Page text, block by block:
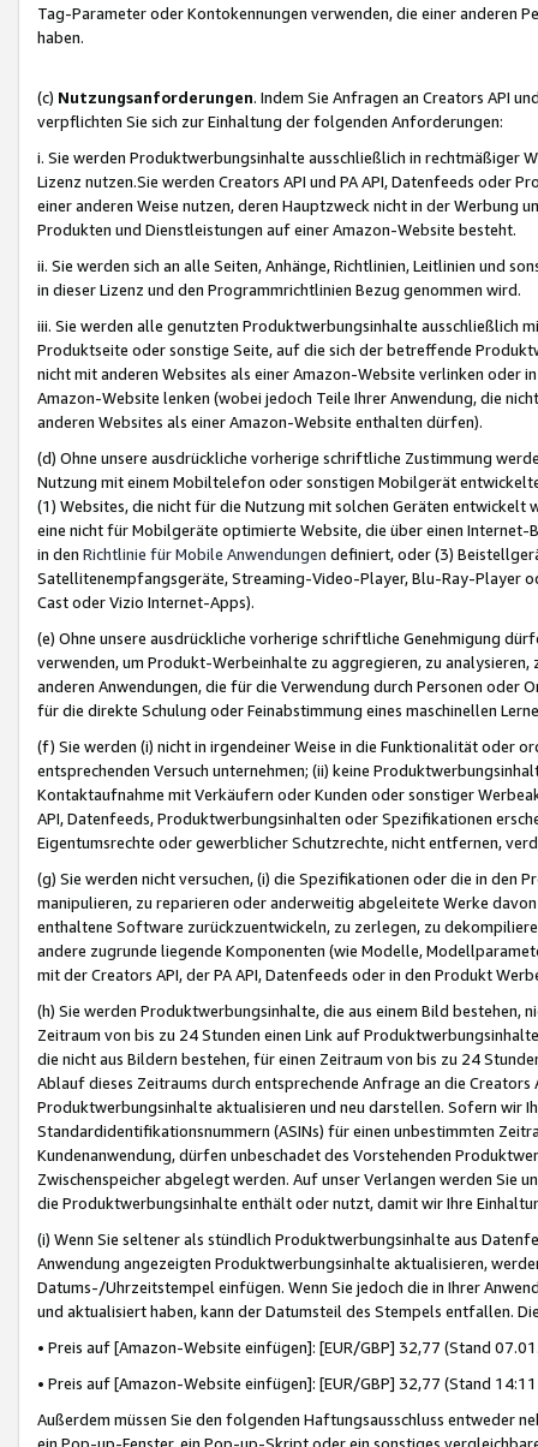
Tag-Parameter oder Kontokennungen verwenden, die einer anderen
haben.
(c) Nutzungsanforderungen. Indem Sie Anfragen an Creators API
verpflichten Sie sich zur Einhaltung der folgenden Anforderungen:
i. Sie werden Produktwerbungsinhalte ausschließlich in rechtmäßiger
Lizenz nutzen.Sie werden Creators API und PA API, Datenfeeds oder
einer anderen Weise nutzen, deren Hauptzweck nicht in der Werbung
Produkten und Dienstleistungen auf einer Amazon-Website besteht.
ii. Sie werden sich an alle Seiten, Anhänge, Richtlinien, Leitlinien und
in dieser Lizenz und den Programmrichtlinien Bezug genommen wird.
iii. Sie werden alle genutzten Produktwerbungsinhalte ausschließlich
Produktseite oder sonstige Seite, auf die sich der betreffende
nicht mit anderen Websites als einer Amazon-Website verlinken oder
Amazon-Website lenken (wobei jedoch Teile Ihrer Anwendung, die
anderen Websites als einer Amazon-Website enthalten dürfen).
(d) Ohne unsere ausdrückliche vorherige schriftliche Zustimmung
Nutzung mit einem Mobiltelefon oder sonstigen Mobilgerät
(1) Websites, die nicht für die Nutzung mit solchen Geräten
eine nicht für Mobilgeräte optimierte Website, die über einen
in den Richtlinie für Mobile Anwendungen definiert, oder (3)
Satellitenempfangsgeräte, Streaming-Video-Player, Blu-Ray-Player
Cast oder Vizio Internet-Apps).
(e) Ohne unsere ausdrückliche vorherige schriftliche Genehmigung
verwenden, um Produkt-Werbeinhalte zu aggregieren, zu
anderen Anwendungen, die für die Verwendung durch Personen
für die direkte Schulung oder Feinabstimmung eines maschinellen
(f) Sie werden (i) nicht in irgendeiner Weise in die Funktionalität oder
entsprechenden Versuch unternehmen; (ii) keine
Kontaktaufnahme mit Verkäufern oder Kunden oder sonstiger
API, Datenfeeds, Produktwerbungsinhalten oder Spezifikationen
Eigentumsrechte oder gewerblicher Schutzrechte, nicht entfernen,
(g) Sie werden nicht versuchen, (i) die Spezifikationen oder die in
manipulieren, zu reparieren oder anderweitig abgeleitete Werke
enthaltene Software zurückzuentwickeln, zu zerlegen, zu
andere zugrunde liegende Komponenten (wie Modelle,
mit der Creators API, der PA API, Datenfeeds oder in den Produkt
(h) Sie werden Produktwerbungsinhalte, die aus einem Bild bestehen,
Zeitraum von bis zu 24 Stunden einen Link auf
die nicht aus Bildern bestehen, für einen Zeitraum von bis zu 24
Ablauf dieses Zeitraums durch entsprechende Anfrage an die
Produktwerbungsinhalte aktualisieren und neu darstellen. Sofern wir
Standardidentifikationsnummern (ASINs) für einen unbestimmten
Kundenanwendung, dürfen unbeschadet des Vorstehenden
Zwischenspeicher abgelegt werden. Auf unser Verlangen werden Sie
die Produktwerbungsinhalte enthält oder nutzt, damit wir Ihre
(i) Wenn Sie seltener als stündlich Produktwerbungsinhalte aus
Anwendung angezeigten Produktwerbungsinhalte aktualisieren,
Datums-/Uhrzeitstempel einfügen. Wenn Sie jedoch die in Ihrer
und aktualisiert haben, kann der Datumsteil des Stempels entfallen.
• Preis auf [Amazon-Website einfügen]: [EUR/GBP] 32,77 (Stand
• Preis auf [Amazon-Website einfügen]: [EUR/GBP] 32,77 (Stand
Außerdem müssen Sie den folgenden Haftungsausschluss entweder
ein Pop-up-Fenster, ein Pop-up-Skript oder ein sonstiges